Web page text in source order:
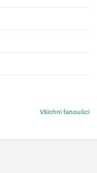
Všichni fanoušci